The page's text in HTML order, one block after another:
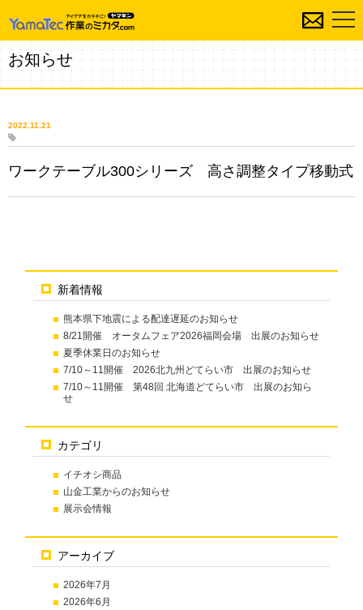
お知らせ
新着情報
熊本県下地震による配達遅延のお知らせ
8/21開催 オータムフェア2026福岡会場 出展のお知らせ
夏季休業日のお知らせ
7/10～11開催 2026北九州どてらい市 出展のお知らせ
7/10～11開催 第48回 北海道どてらい市 出展のお知ら
せ
カテゴリ
イチオシ商品
山金工業からのお知らせ
展示会情報
アーカイブ
2026年7月
2026年6月
2022.11.21
ワークテーブル300シリーズ 高さ調整タイプ移動式